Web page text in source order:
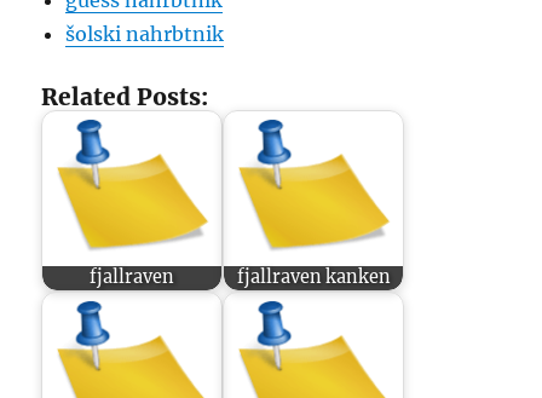
šolski nahrbtnik
Related Posts:
fjallraven fjallraven kanken